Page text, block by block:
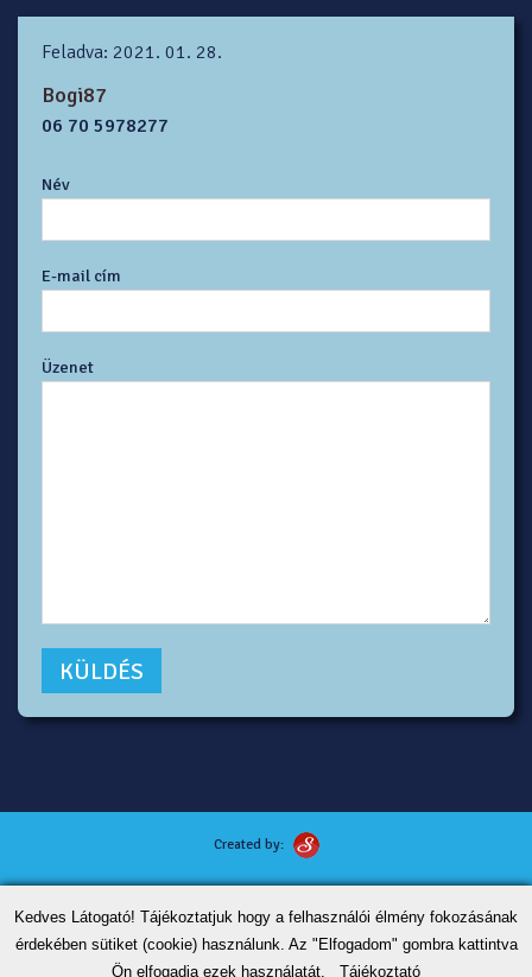
Feladva: 2021. 01. 28.
Bogi87
06 70 5978277
Név
E-mail cím
Üzenet
Created by:
ÁSZF
Adatvédelem
Kedves Látogató! Tájékoztatjuk hogy a felhasználói élmény fokozásának
érdekében sütiket (cookie) használunk. Az "Elfogadom" gombra kattintva
Ön elfogadja ezek használatát. Tájékoztató